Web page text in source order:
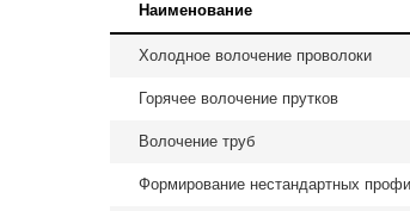
Наименование
Холодное волочение проволоки
Горячее волочение прутков
Волочение труб
Формирование нестандартных